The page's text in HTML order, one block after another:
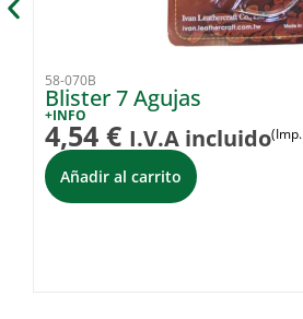
58-070B
Blister 7 Agujas
+INFO
4,54 € I.V.A incluido
Añadir al carrito